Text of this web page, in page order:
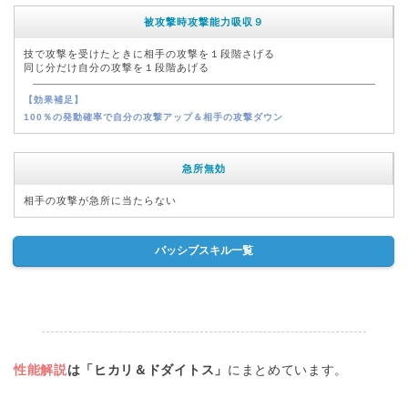
被攻撃時攻撃能力吸収９
技で攻撃を受けたときに相手の攻撃を１段階さげる
同じ分だけ自分の攻撃を１段階あげる
【効果補足】
100％の発動確率で自分の攻撃アップ＆相手の攻撃ダウン
急所無効
相手の攻撃が急所に当たらない
パッシブスキル一覧
性能解説は「ヒカリ＆ドダイトス」 にまとめています。